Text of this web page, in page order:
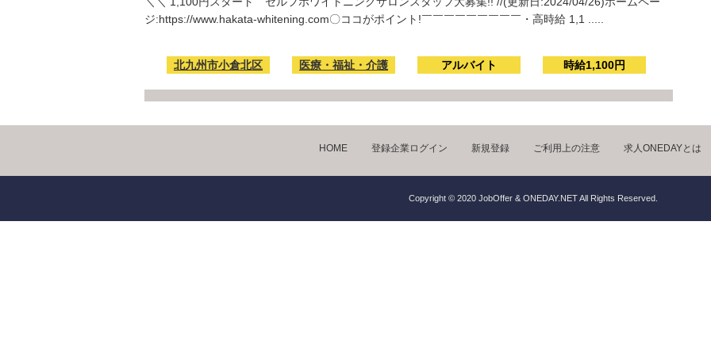
ジ:https://www.hakata-whitening.com〇ココがポイント!￣￣￣￣￣￣￣￣￣・高時給 1,1 .....
北九州市小倉北区 医療・福祉・介護 アルバイト 時給1,100円
HOME 登録企業ログイン 新規登録 ご利用上の注意 求人ONEDAYとは
Copyright © 2020 JobOffer & ONEDAY.NET All Rights Reserved.